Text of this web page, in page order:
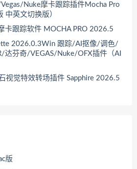
Nuke摩卡跟踪插件Mocha Pro
中英文切换版）
卡跟踪软件 MOCHA PRO 2026.5
2026.0.3Win 跟踪/AI抠像/调色/
达芬奇/VEGAS/Nuke/OFX插件（AI
视觉特效转场插件 Sapphire 2026.5
版